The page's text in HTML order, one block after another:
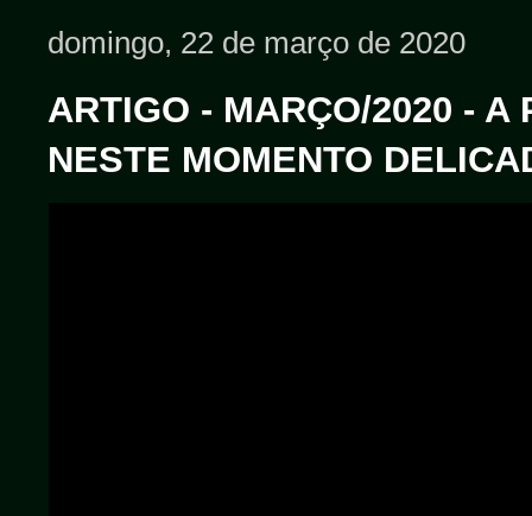
domingo, 22 de março de 2020
ARTIGO - MARÇO/2020 - A
NESTE MOMENTO